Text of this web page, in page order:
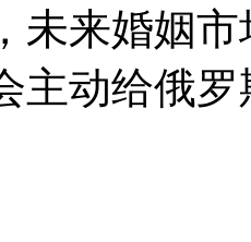
未来婚姻
主动给俄